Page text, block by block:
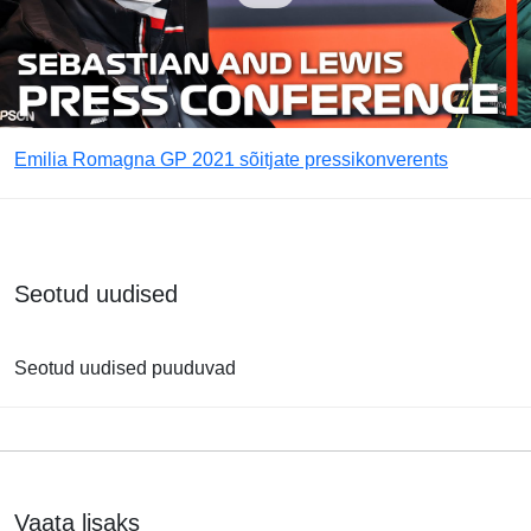
Emilia Romagna GP 2021 sõitjate pressikonverents
Seotud uudised
Seotud uudised puuduvad
Vaata lisaks